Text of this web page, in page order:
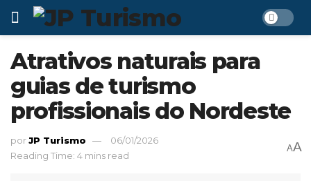
Atrativos naturais para
guias de turismo
profissionais do Nordeste
porJP Turismo
06/01/2026
Reading Time: 4 mins read
AA